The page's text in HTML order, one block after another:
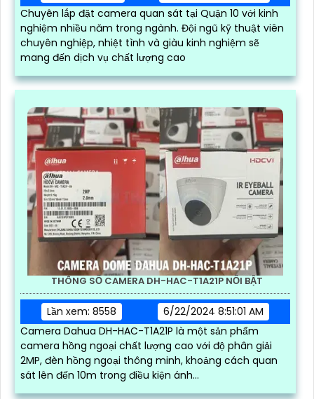
Chuyên lắp đặt camera quan sát tại Quận 10 với kinh
nghiệm nhiều năm trong ngành. Đội ngũ kỹ thuật viên
chuyên nghiệp, nhiệt tình và giàu kinh nghiệm sẽ
mang đến dịch vụ chất lượng cao
THÔNG SỐ CAMERA DH-HAC-T1A21P NỔI BẬT
Lần xem: 8558
6/22/2024 8:51:01 AM
Camera Dahua DH-HAC-T1A21P là một sản phẩm
camera hồng ngoại chất lượng cao với độ phân giải
2MP, đèn hồng ngoại thông minh, khoảng cách quan
sát lên đến 10m trong điều kiện ánh...